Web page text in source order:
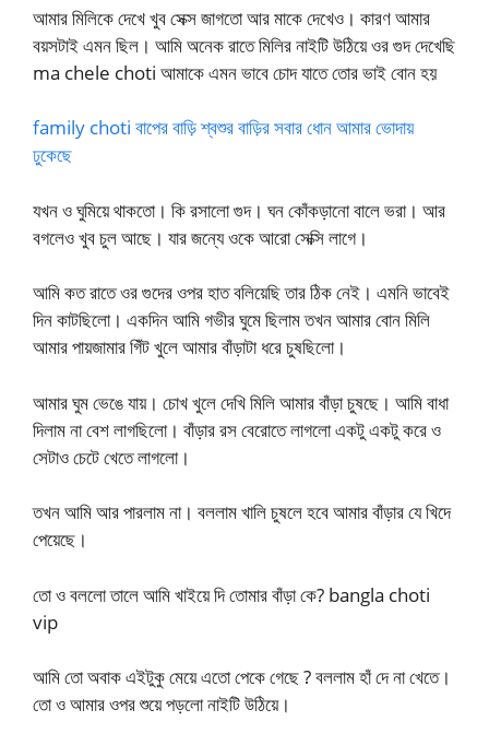
আমার মিলিকে দেখে খুব সেক্স জাগতো আর মাকে দেখেও। কারণ আমার
বয়সটাই এমন ছিল। আমি অনেক রাতে মিলির নাইটি উঠিয়ে ওর গুদ দেখেছি
ma chele choti আমাকে এমন ভাবে চোদ যাতে তোর ভাই বোন হয়
family choti বাপের বাড়ি শ্বশুর বাড়ির সবার ধোন আমার ভোদায়
ঢুকেছে
যখন ও ঘুমিয়ে থাকতো। কি রসালো গুদ। ঘন কোঁকড়ানো বালে ভরা। আর
বগলেও খুব চুল আছে। যার জন্যে ওকে আরো সেক্সি লাগে।
আমি কত রাতে ওর গুদের ওপর হাত বলিয়েছি তার ঠিক নেই। এমনি ভাবেই
দিন কাটছিলো। একদিন আমি গভীর ঘুমে ছিলাম তখন আমার বোন মিলি
আমার পায়জামার গিঁট খুলে আমার বাঁড়াটা ধরে চুষছিলো।
আমার ঘুম ভেঙে যায়। চোখ খুলে দেখি মিলি আমার বাঁড়া চুষছে। আমি বাধা
দিলাম না বেশ লাগছিলো। বাঁড়ার রস বেরোতে লাগলো একটু একটু করে ও
সেটাও চেটে খেতে লাগলো।
তখন আমি আর পারলাম না। বললাম খালি চুষলে হবে আমার বাঁড়ার যে খিদে
পেয়েছে।
তো ও বললো তালে আমি খাইয়ে দি তোমার বাঁড়া কে? bangla choti
vip
আমি তো অবাক এইটুকু মেয়ে এতো পেকে গেছে ? বললাম হাঁ দে না খেতে।
তো ও আমার ওপর শুয়ে পড়লো নাইটি উঠিয়ে।